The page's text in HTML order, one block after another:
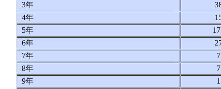
3年
4年
5年
6年
7年
8年
9年